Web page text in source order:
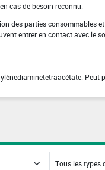
cas de besoin reconnu.
des parties consommables
entrer en contact avec le
Peut